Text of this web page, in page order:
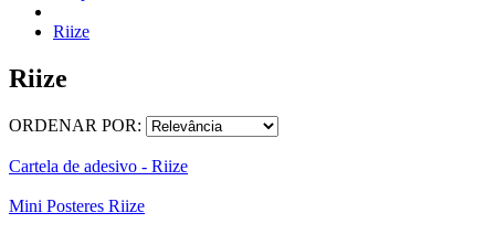
Riize
Riize
ORDENAR POR:
Cartela de adesivo - Riize
Mini Posteres Riize